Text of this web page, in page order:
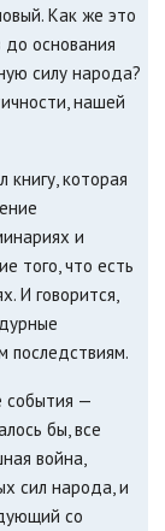
Как же это
основания
силу народа?
нашей
которая
и
того, что есть
И говорится,
последствиям.
события —
бы, все
война,
сил народа, и
со